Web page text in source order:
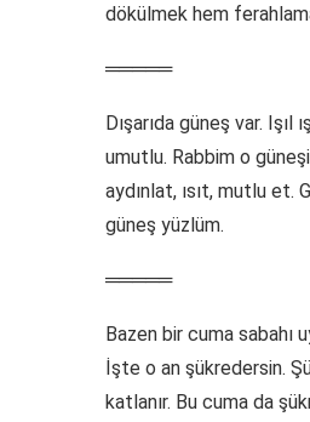
dökülmek hem
═════
Dışarıda güneş var. Işıl
umutlu. Rabbim o
aydınlat, ısıt, mutlu et.
güneş yüzlüm.
═════
Bazen bir cuma sabahı
İşte o an şükredersin.
katlanır. Bu cuma da